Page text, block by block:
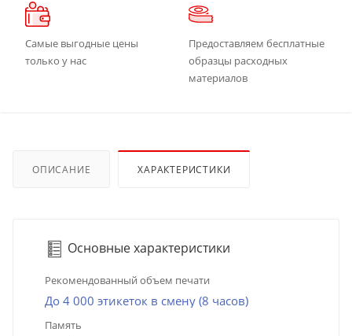
Самые выгодные цены
только у нас
Предоставляем бесплатные
образцы расходных
материалов
ОПИСАНИЕ ХАРАКТЕРИСТИКИ
Основные характеристики
Рекомендованный объем печати
До 4 000 этикеток в смену (8 часов)
Память